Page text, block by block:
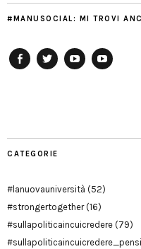
#MANUSOCIAL: MI TROVI
CATEGORIE
#lanuovauniversità (52)
#strongertogether(16)
#sullapoliticaincuicredere (79)